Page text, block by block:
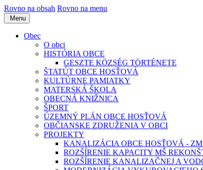
Rovno na obsah Rovno na menu
Menu
Obec
O obci
HISTÓRIA OBCE
GESZTE KÖZSÉG TÖRTÉNETE
ŠTATÚT OBCE HOSŤOVÁ
KULTÚRNE PAMIATKY
MATERSKÁ ŠKOLA
OBECNÁ KNIŽNICA
ŠPORT
ÚZEMNÝ PLÁN OBCE HOSŤOVÁ
OBČIANSKE ZDRUŽENIA V OBCI
PROJEKTY
KANALIZÁCIA OBCE HOSŤOVÁ -
ROZŠÍRENIE KAPACITY MŠ
ROZŠÍRENIE KANALIZAČNEJ A